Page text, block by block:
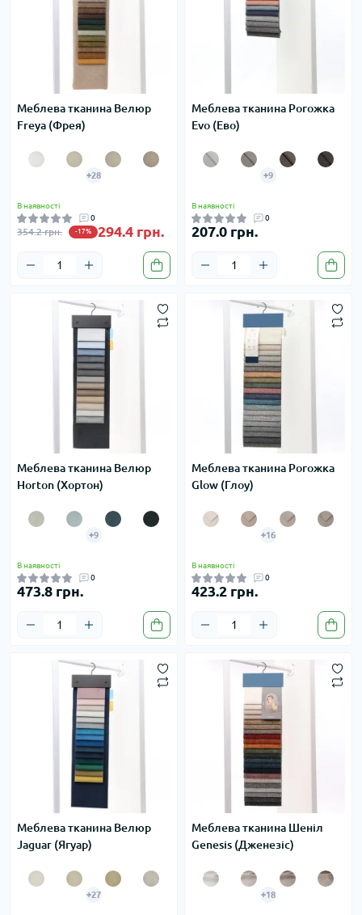
Меблева тканина Велюр
Freya (Фрея)
+28
В наявності
0
354.2 грн. -17% 294.4 грн.
Меблева тканина Рогожка
Evo (Ево)
+9
В наявності
0
207.0 грн.
Меблева тканина Велюр
Horton (Хортон)
+9
В наявності
0
473.8 грн.
Меблева тканина Рогожка
Glow (Глоу)
+16
В наявності
0
423.2 грн.
Меблева тканина Велюр
Jaguar (Ягуар)
+27
Меблева тканина Шеніл
Genesis (Дженезіс)
+18